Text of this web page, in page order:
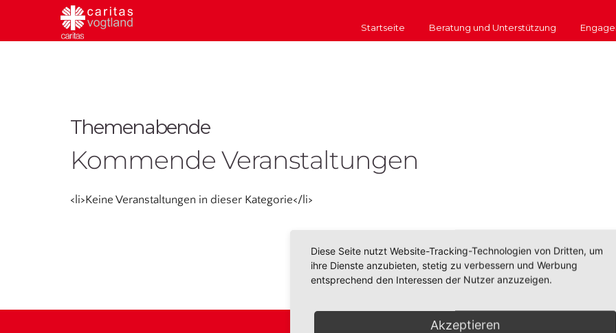
Startseite Beratung und Unterstützung
Themenabende
Kommende Veranstaltungen
<li>Keine Veranstaltungen in dieser Kategorie</li>
Datenschutz
Diese Seite nutzt Website-Tracking-Technologien von Dritten, um
ihre Dienste anzubieten, stetig zu verbessern und Werbung
entsprechend den Interessen der Nutzer anzuzeigen.
Akzeptieren